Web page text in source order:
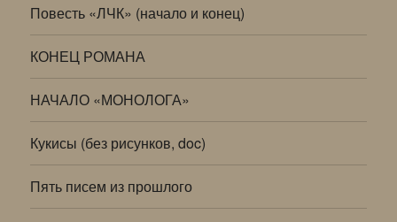
Повесть «ЛЧК» (начало и конец)
КОНЕЦ РОМАНА
НАЧАЛО «МОНОЛОГА»
Кукисы (без рисунков, doc)
Пять писем из прошлого